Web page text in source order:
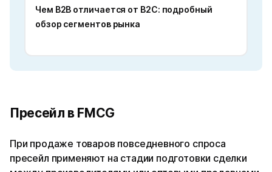
Чем B2B отличается от B2C: подробный
обзор сегментов рынка
Пресейл в FMCG
При продаже товаров повседневного спроса
пресейл применяют на стадии подготовки сделки